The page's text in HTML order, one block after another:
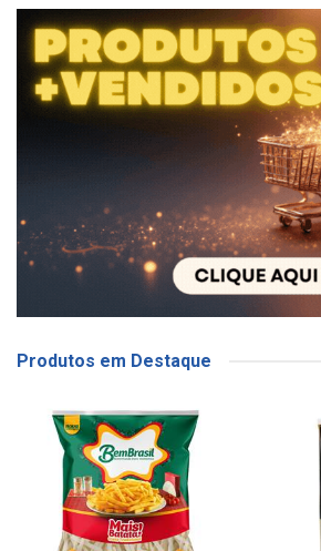
Produtos em Destaque